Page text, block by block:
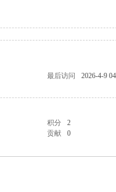
最后访问
2026-4-9
积分
2
贡献 0